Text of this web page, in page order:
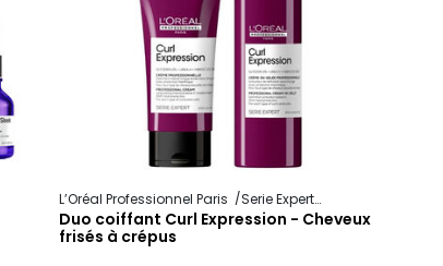
Keratin Alpha SleekL’Oréal Professionnel Paris Serie Expert
Duo coiffant Curl Expression - Cheveux
frisés à crépus